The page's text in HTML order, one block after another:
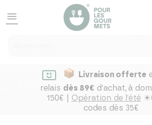
menu
Livraison offerte
relais dès 89€ d'achat, à
150€ | Opération de l'été
codes dès 35€